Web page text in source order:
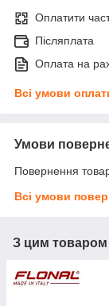
Оплатити
Післяплата
Оплата на
Всі умови
Умови
Повернення
Всі умови
З цим